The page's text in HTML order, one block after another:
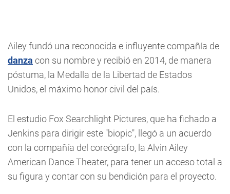
Ailey fundó una reconocida e influyente compañía de
danza con su nombre y recibió en 2014, de manera
póstuma, la Medalla de la Libertad de Estados
Unidos, el máximo honor civil del país.
El estudio Fox Searchlight Pictures, que ha fichado a
Jenkins para dirigir este "biopic", llegó a un acuerdo
con la compañía del coreógrafo, la Alvin Ailey
American Dance Theater, para tener un acceso total a
su figura y contar con su bendición para el proyecto.